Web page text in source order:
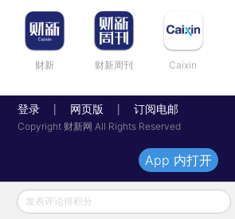
财新 财新周刊 Caixin
登录 网页版 订阅电邮
Copyright 财新网 All Rights Reserved
发表评论得积分
App 内打开